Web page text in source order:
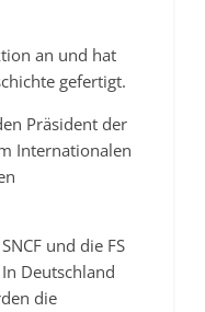
an und hat
gefertigt.
Präsident der
Internationalen
und die FS
Deutschland
die